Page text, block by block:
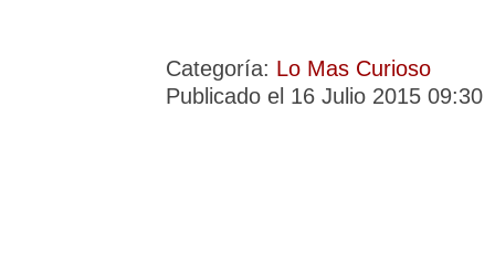
Categoría: Lo Mas Curioso
Publicado el 16 Julio 2015 09:30